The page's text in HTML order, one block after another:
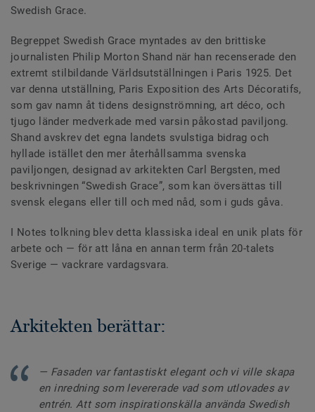
Swedish Grace.
Begreppet Swedish Grace myntades av den brittiske
journalisten Philip Morton Shand när han recenserade den
extremt stilbildande Världsutställningen i Paris 1925. Det
var denna utställning, Paris Exposition des Arts Décoratifs,
som gav namn åt tidens designströmning, art déco, och
tjugo länder medverkade med varsin påkostad paviljong.
Shand avskrev det egna landets svulstiga bidrag och
hyllade istället den mer återhållsamma svenska
paviljongen, designad av arkitekten Carl Bergsten, med
beskrivningen “Swedish Grace”, som kan översättas till
svensk elegans eller till och med nåd, som i guds gåva.
I Notes tolkning blev detta klassiska ideal en unik plats för
arbete och — för att låna en annan term från 20-talets
Sverige — vackrare vardagsvara.
Arkitekten berättar:
— Fasaden var fantastiskt elegant och vi ville skapa
en inredning som levererade vad som utlovades av
entrén. Att som inspirationskälla använda Swedish